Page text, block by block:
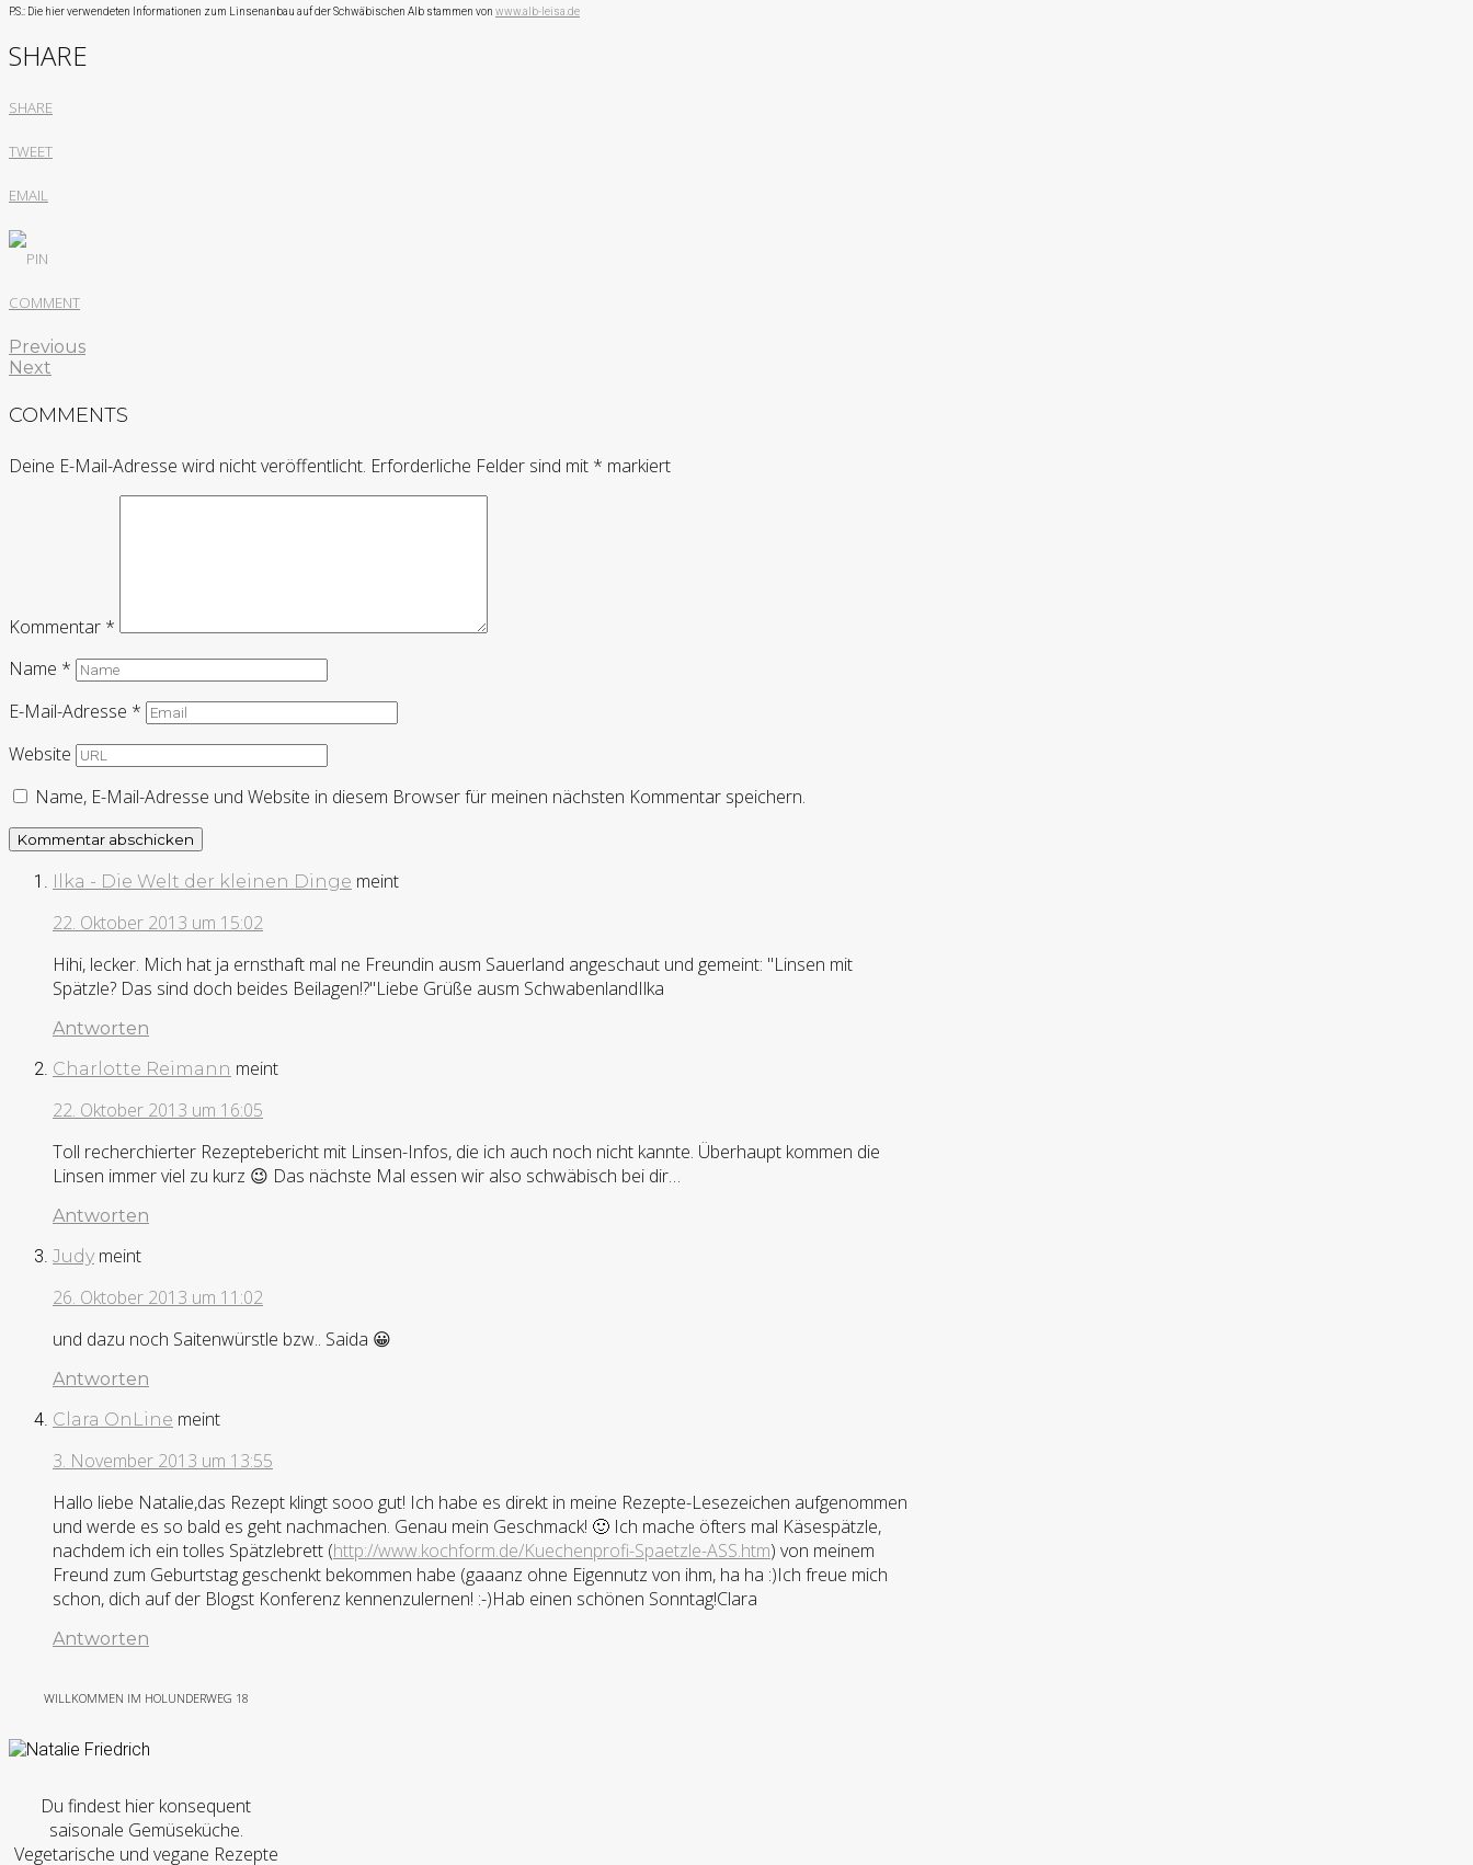
P.S.: Die hier verwendeten Informationen zum Linsenanbau auf der Schwäbischen Alb stammen von www.alb-leisa.de
SHARE
SHARE
TWEET
EMAIL
PIN
COMMENT
Previous
Next
COMMENTS
Deine E-Mail-Adresse wird nicht veröffentlicht. Erforderliche Felder sind mit * markiert
Kommentar *
Name *
E-Mail-Adresse *
Website
Name, E-Mail-Adresse und Website in diesem Browser für meinen nächsten Kommentar speichern.
Ilka - Die Welt der kleinen Dinge meint
22. Oktober 2013 um 15:02
Hihi, lecker. Mich hat ja ernsthaft mal ne Freundin ausm Sauerland angeschaut und gemeint: "Linsen mit
Spätzle? Das sind doch beides Beilagen!?"Liebe Grüße ausm SchwabenlandIlka
Antworten
Charlotte Reimann meint
22. Oktober 2013 um 16:05
Toll recherchierter Rezeptebericht mit Linsen-Infos, die ich auch noch nicht kannte. Überhaupt kommen die
Linsen immer viel zu kurz 😉 Das nächste Mal essen wir also schwäbisch bei dir…
Antworten
Judy meint
26. Oktober 2013 um 11:02
und dazu noch Saitenwürstle bzw.. Saida 😀
Antworten
Clara OnLine meint
3. November 2013 um 13:55
Hallo liebe Natalie,das Rezept klingt sooo gut! Ich habe es direkt in meine Rezepte-Lesezeichen aufgenommen
und werde es so bald es geht nachmachen. Genau mein Geschmack! 🙂 Ich mache öfters mal Käsespätzle,
nachdem ich ein tolles Spätzlebrett (http://www.kochform.de/Kuechenprofi-Spaetzle-ASS.htm) von meinem
Freund zum Geburtstag geschenkt bekommen habe (gaaanz ohne Eigennutz von ihm, ha ha :)Ich freue mich
schon, dich auf der Blogst Konferenz kennenzulernen! :-)Hab einen schönen Sonntag!Clara
Antworten
WILLKOMMEN IM HOLUNDERWEG 18
Du findest hier konsequent
saisonale Gemüseküche.
Vegetarische und vegane Rezepte